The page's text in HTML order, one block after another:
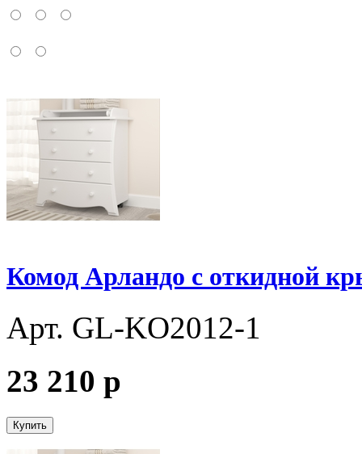
Комод Арландо с откидной
Арт. GL-KО2012-1
23 210 p
Купить